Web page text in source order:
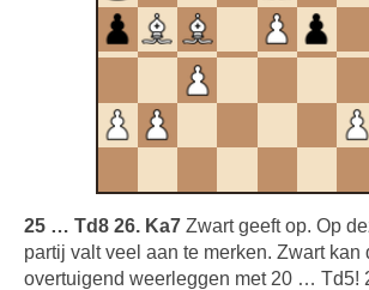
25 … Td8 26. Ka7 Zwart geeft op. Op
partij valt veel aan te merken. Zwart kan
overtuigend weerleggen met 20 … Td5!